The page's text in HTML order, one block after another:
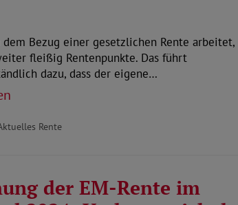
dem Bezug einer gesetzlichen Rente arbeitet,
fleißig Rentenpunkte. Das führt
dazu, dass der eigene…
Rente
der EM-Rente im